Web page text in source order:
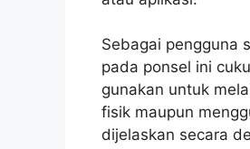
Sebagai pengguna
pada ponsel ini
gunakan untuk
fisik maupun
dijelaskan secara